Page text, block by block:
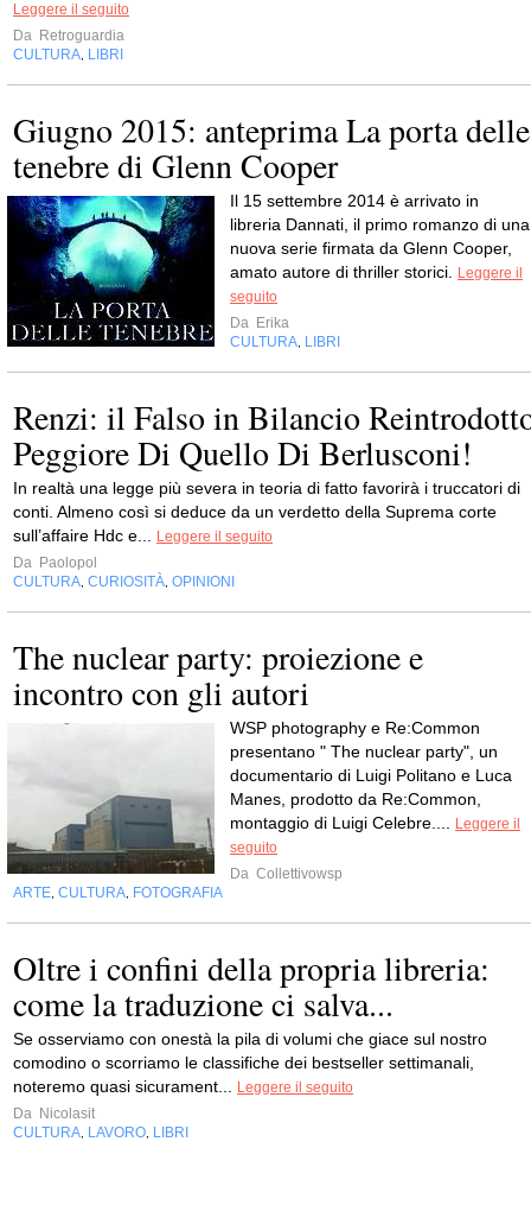
Leggere il seguito
Da Retroguardia
CULTURA LIBRI
Giugno 2015: anteprima La porta delle
tenebre di Glenn Cooper
Il 15 settembre 2014 è arrivato in
libreria Dannati, il primo romanzo di una
nuova serie firmata da Glenn Cooper,
amato autore di thriller storici.
Leggere il
seguito
Da Erika
CULTURA LIBRI
Renzi: il Falso in Bilancio
Peggiore Di Quello Di Berlusconi!
In realtà una legge più severa in teoria di fatto favorirà i truccatori di
conti. Almeno così si deduce da un verdetto della Suprema corte
sull’affaire Hdc e...
Leggere il seguito
Da Paolopol
CULTURA CURIOSITÀ OPINIONI
The nuclear party: proiezione e
incontro con gli autori
WSP photography e Re:Common
presentano " The nuclear party", un
documentario di Luigi Politano e Luca
Manes, prodotto da Re:Common,
montaggio di Luigi Celebre....
Leggere il
seguito
Da Collettivowsp
ARTE CULTURA FOTOGRAFIA
Oltre i confini della propria libreria:
come la traduzione ci salva...
Se osserviamo con onestà la pila di volumi che giace sul nostro
comodino o scorriamo le classifiche dei bestseller settimanali,
noteremo quasi sicurament...
Leggere il seguito
Da Nicolasit
CULTURA LAVORO LIBRI